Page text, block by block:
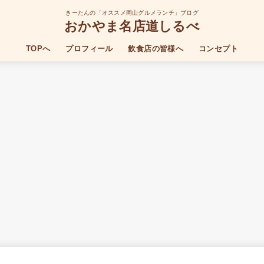
きーたんの「オススメ岡山グルメランチ」ブログ
おかやま名店道しるべ
TOPへ プロフィール 飲食店の皆様へ コンセプト